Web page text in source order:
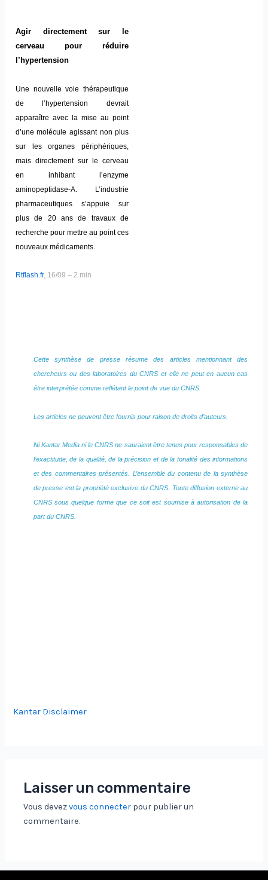
Agir directement sur le
cerveau pour réduire
l’hypertension
Une nouvelle voie thérapeutique
de l’hypertension devrait
apparaître avec la mise au point
d’une molécule agissant non plus
sur les organes périphériques,
mais directement sur le cerveau
en inhibant l’enzyme
aminopeptidase-A. L’industrie
pharmaceutiques s’appuie sur
plus de 20 ans de travaux de
recherche pour mettre au point ces
nouveaux médicaments.
Rtflash.fr, 16/09 – 2 min
Cette synthèse de presse résume des articles mentionnant des
chercheurs ou des laboratoires du CNRS et elle ne peut en aucun cas
être interprétée comme reflétant le point de vue du CNRS.
Les articles ne peuvent être fournis pour raison de droits d’auteurs.
Ni Kantar Media ni le CNRS ne sauraient être tenus pour responsables de
l’exactitude, de la qualité, de la précision et de la tonalité des informations
et des commentaires présentés. L’ensemble du contenu de la synthèse
de presse est la propriété exclusive du CNRS. Toute diffusion externe au
CNRS sous quelque forme que ce soit est soumise à autorisation de la
part du CNRS.
Kantar Disclaimer
Laisser un commentaire
Vous devezvous connecter pour publier un
commentaire.